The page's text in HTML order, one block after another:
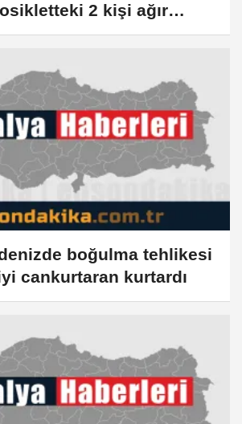
2 kişi ağır
boğulma tehlikesi
cankurtaran kurtardı